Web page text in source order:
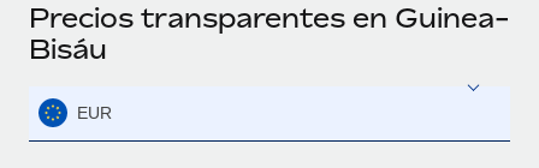
Precios transparentes en Guinea-
Bisáu
EUR